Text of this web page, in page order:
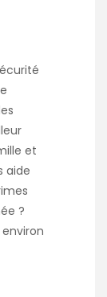
et
aide
?